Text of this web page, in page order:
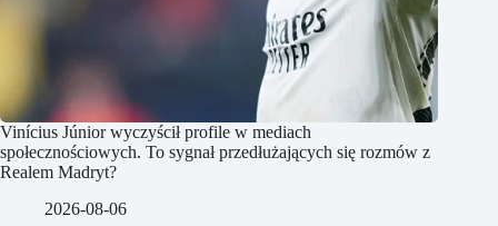
Vinícius Júnior wyczyścił profile w mediach
społecznościowych. To sygnał przedłużających się rozmów z
Realem Madryt?
2026-08-06